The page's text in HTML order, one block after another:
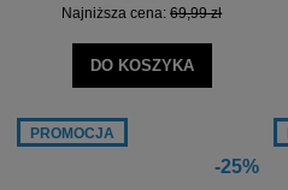
Najniższa cena:69,99 zł
DO KOSZYKA
-25%
PROMOCJA